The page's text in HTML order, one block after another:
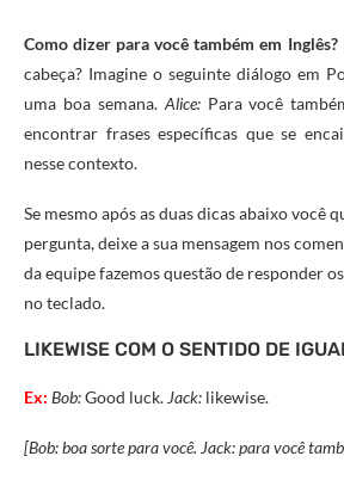
Como dizer para você também em Inglês?
cabeça? Imagine o seguinte diálogo em
uma boa semana. Alice:Para você
encontrar frases específicas que se
nesse contexto.
Se mesmo após as duas dicas abaixo você
pergunta, deixe a sua mensagem nos
da equipe fazemos questão de responder
no teclado.
LIKEWISE COM O SENTIDO DE
Ex: Bob:Good luck. Jack: likewise.
[Bob: boa sorte para você. Jack: para você